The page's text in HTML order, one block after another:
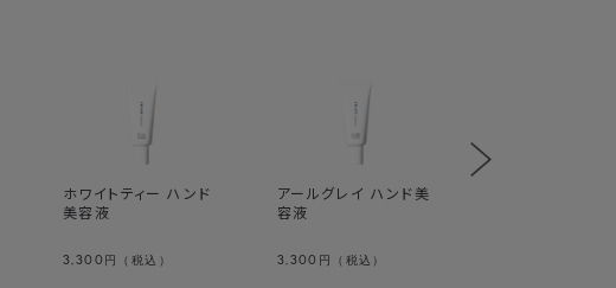
ホワイトティー ハンド
美容液
3,300 円（税込）
アールグレイ ハンド美
容液
3,300 円（税込）